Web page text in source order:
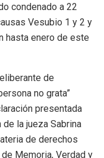
condenado a 22
Vesubio 1 y 2 y
hasta enero de este
de
no grata”
presentada
la jueza Sabrina
de derechos
Memoria, Verdad y